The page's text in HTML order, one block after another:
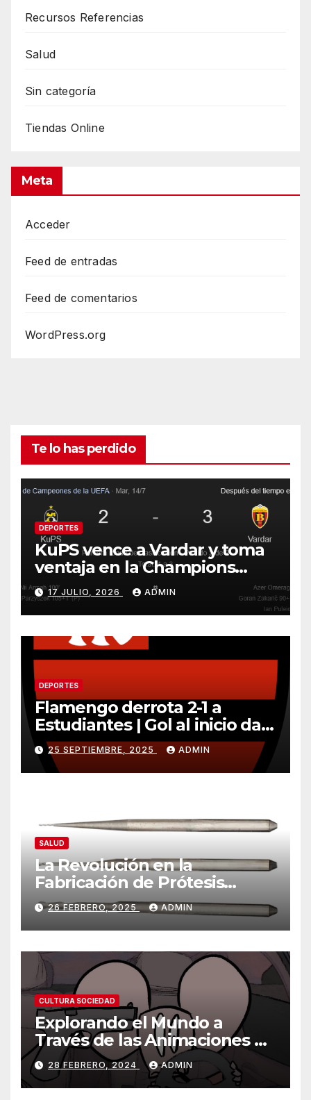
Recursos Referencias
Salud
Sin categoría
Tiendas Online
Meta
Acceder
Feed de entradas
Feed de comentarios
WordPress.org
Te lo has perdido
DEPORTES
KuPS vence a Vardar y toma
ventaja en la Champions
League
17 JULIO, 2026 ADMIN
DEPORTES
Flamengo derrota 2-1 a
Estudiantes | Gol al inicio da
ventaja importante
25 SEPTIEMBRE, 2025 ADMIN
SALUD
La Revolución en la
Fabricación de Prótesis
Parciales Removibles
26 FEBRERO, 2025 ADMIN
CULTURA SOCIEDAD
Explorando el Mundo a
Través de las Animaciones de
Olmo Cuarón / ¿Qué es el
autismo?
28 FEBRERO, 2024 ADMIN